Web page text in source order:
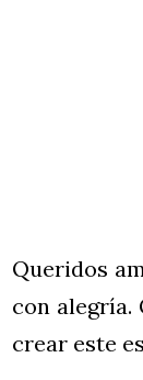
Queridos
con alegría.
crear este